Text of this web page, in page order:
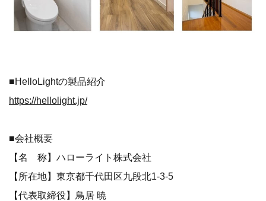
■HelloLightの製品紹介
https://hellolight.jp/
■会社概要
【名 称】ハローライト株式会社
【所在地】東京都千代田区九段北1-3-5
【代表取締役】鳥居 暁